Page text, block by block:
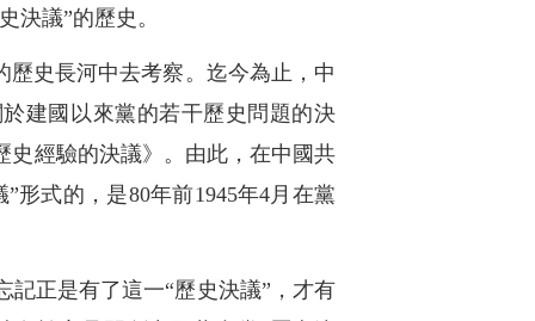
決議”的歷史。
歷史長河中去考察。迄今為止，中
建國以來黨的若干歷史問題的決
史經驗的決議》。由此，在中國共
形式的，是80年前1945年4月在黨
正是有了這一“歷史決議”，才有